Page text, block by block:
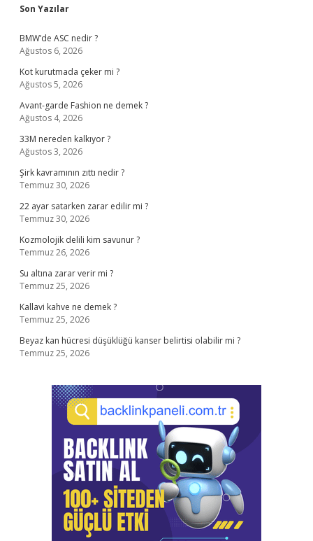
Sidebar
Son Yazılar
BMW’de ASC nedir ?
Ağustos 6, 2026
Kot kurutmada çeker mi ?
Ağustos 5, 2026
Avant-garde Fashion ne demek ?
Ağustos 4, 2026
33M nereden kalkıyor ?
Ağustos 3, 2026
Şirk kavramının zıttı nedir ?
Temmuz 30, 2026
22 ayar satarken zarar edilir mi ?
Temmuz 30, 2026
Kozmolojik delili kim savunur ?
Temmuz 26, 2026
Su altına zarar verir mi ?
Temmuz 25, 2026
Kallavi kahve ne demek ?
Temmuz 25, 2026
Beyaz kan hücresi düşüklüğü kanser belirtisi olabilir mi ?
Temmuz 25, 2026